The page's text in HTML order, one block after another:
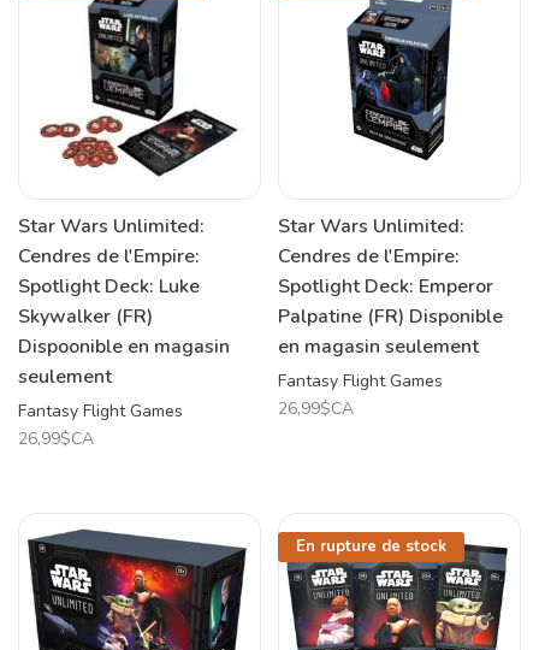
Star Wars Unlimited:
Cendres de l'Empire:
Spotlight Deck: Luke
Skywalker (FR)
Dispoonible en magasin
seulement
Fantasy Flight Games
26,99$CA
Star Wars Unlimited:
Cendres de l'Empire:
Spotlight Deck: Emperor
Palpatine (FR) Disponible
en magasin seulement
Fantasy Flight Games
26,99$CA
En rupture de stock